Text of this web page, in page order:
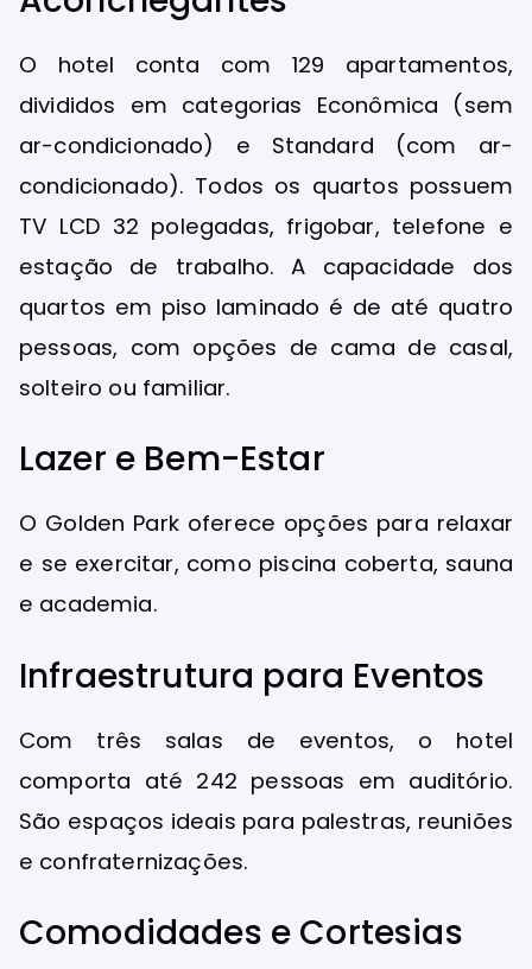
O hotel conta com 129 apartamentos,
divididos em categorias Econômica (sem
ar-condicionado) e Standard (com ar-
condicionado). Todos os quartos possuem
TV LCD 32 polegadas, frigobar, telefone e
estação de trabalho. A capacidade dos
quartos em piso laminado é de até quatro
pessoas, com opções de cama de casal,
solteiro ou familiar.
Lazer e Bem-Estar
O Golden Park oferece opções para relaxar
e se exercitar, como piscina coberta, sauna
e academia.
Infraestrutura para Eventos
Com três salas de eventos, o hotel
comporta até 242 pessoas em auditório.
São espaços ideais para palestras, reuniões
e confraternizações.
Comodidades e Cortesias